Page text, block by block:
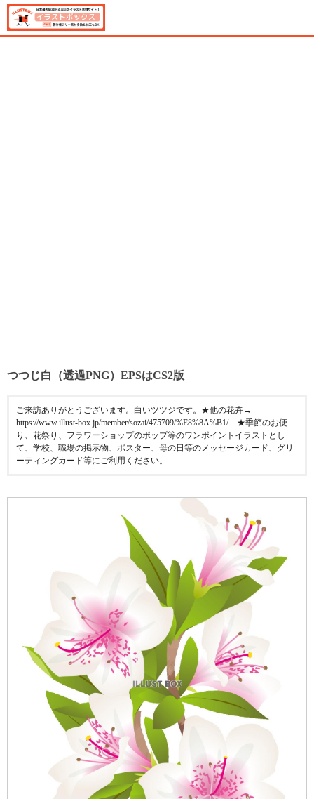
つつじ白（透過PNG）EPSはCS2版
ご来訪ありがとうございます。白いツツジです。★他の花卉→
https://www.illust-box.jp/member/sozai/475709/%E8%8A%B1/ ★季節のお便
り、花祭り、フラワーショップのポップ等のワンポイントイラストとし
て、学校、職場の掲示物、ポスター、母の日等のメッセージカード、グリ
ーティングカード等にご利用ください。